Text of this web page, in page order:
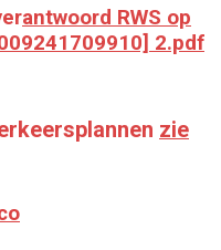
antwoord RWS op
2.pdf
zie